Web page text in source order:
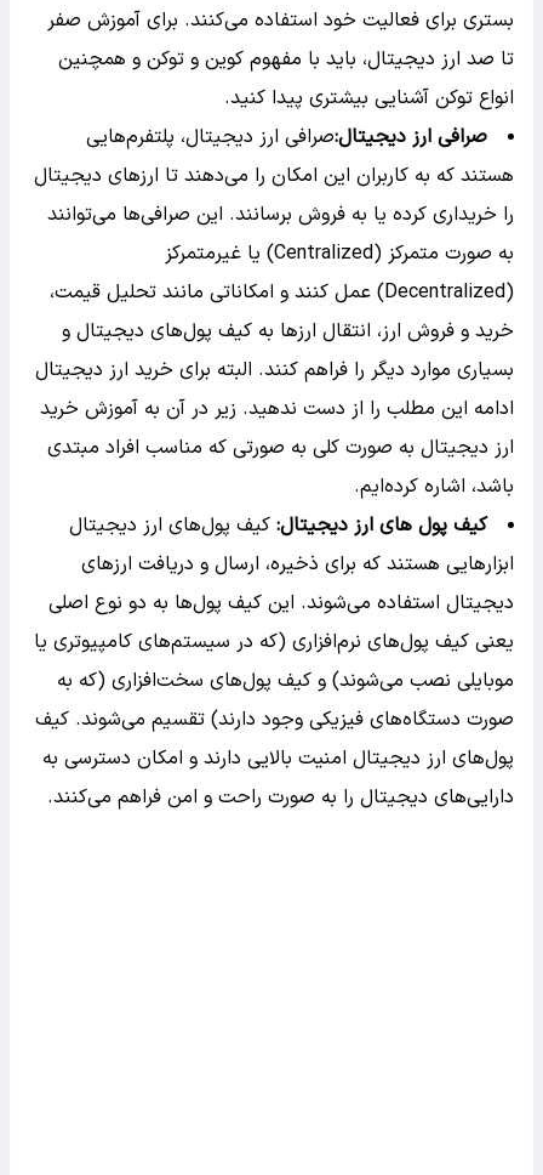
بستری برای فعالیت خود استفاده می‌کنند. برای آموزش صفر
تا صد ارز دیجیتال، باید با مفهوم کوین و توکن و همچنین
انواع توکن آشنایی بیشتری پیدا کنید.
صرافی ارز دیجیتال:صرافی ارز دیجیتال، پلتفرم‌هایی
هستند که به کاربران این امکان را می‌دهند تا ارزهای دیجیتال
را خریداری کرده یا به فروش برسانند. این صرافی‌ها می‌توانند
به صورت متمرکز (Centralized) یا غیرمتمرکز
(Decentralized) عمل کنند و امکاناتی مانند تحلیل قیمت،
خرید و فروش ارز، انتقال ارزها به کیف پول‌های دیجیتال و
بسیاری موارد دیگر را فراهم کنند. البته برای خرید ارز دیجیتال
ادامه این مطلب را از دست ندهید. زیر در آن به آموزش خرید
ارز دیجیتال به صورت کلی به صورتی که مناسب افراد مبتدی
باشد، اشاره کرده‌ایم.
کیف پول های ارز دیجیتال: کیف پول‌های ارز دیجیتال
ابزارهایی هستند که برای ذخیره، ارسال و دریافت ارزهای
دیجیتال استفاده می‌شوند. این کیف پول‌ها به دو نوع اصلی
یعنی کیف پول‌های نرم‌افزاری (که در سیستم‌های کامپیوتری یا
موبایلی نصب می‌شوند) و کیف پول‌های سخت‌افزاری (که به
صورت دستگاه‌های فیزیکی وجود دارند) تقسیم می‌شوند. کیف
پول‌های ارز دیجیتال امنیت بالایی دارند و امکان دسترسی به
دارایی‌های دیجیتال را به صورت راحت و امن فراهم می‌کنند.